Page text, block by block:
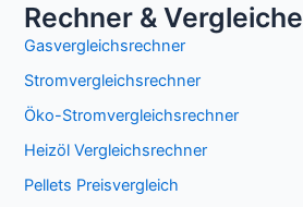
Rechner & Vergleiche
Gasvergleichsrechner
Stromvergleichsrechner
Öko-Stromvergleichsrechner
Heizöl Vergleichsrechner
Pellets Preisvergleich